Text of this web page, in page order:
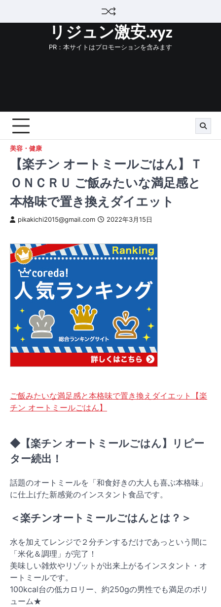
リジュン激安.xyz
PR：本サイトはプロモーションを含みます
美容・健康
【楽チン オートミールごはん】Ｔ
ＯＮＣＲＵ ご飯みたいな満足感と
本格味で置き換えダイエット
pikakichi2015@gmail.com 2022年3月15日
ご飯みたいな満足感と本格味で置き換えダイエット【楽
チン オートミールごはん】
◆【楽チン オートミールごはん】リピー
ター続出！
話題のオートミールを「和食好きの大人も喜ぶ本格味」
に仕上げた新感覚のインスタント食品です。
＜楽チンオートミールごはんとは？＞
水を加えてレンジで２分チンするだけであっという間に
「米化＆調理」が完了！
美味しい雑炊やリゾットが出来上がるインスタント・オ
ートミールです。
100kcal台の低カロリー、約250gの男性でも満足のボリ
ューム★